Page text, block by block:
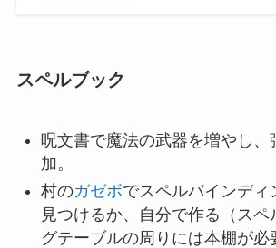
スペルブック
呪文書で魔法の武器を増やし、
加。
村のガゼボでスペルバインディ
見つけるか、自分で作る（スペ
グテーブルの周りには本棚が必